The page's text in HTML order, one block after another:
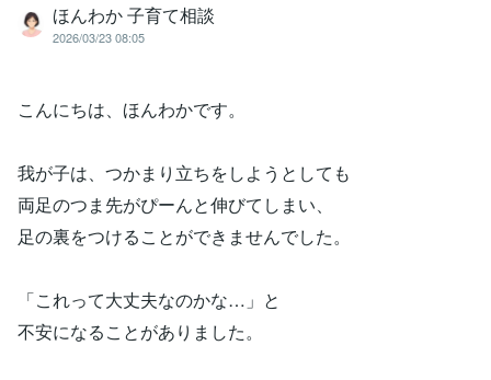
ほんわか 子育て相談
2026/03/23 08:05
こんにちは、ほんわかです。
我が子は、つかまり立ちをしようとしても
両足のつま先がぴーんと伸びてしまい、
足の裏をつけることができませんでした。
「これって大丈夫なのかな…」と
不安になることがありました。